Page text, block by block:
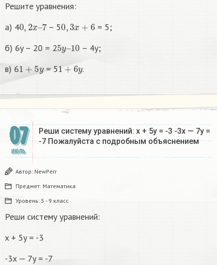
Решите уравнения:
а) 40 2x 7 – 50 3x
= 5;
б) 6y – 20 = 25
10
– 4y;
в) 61 y = 5 1 6 y .
07
ИЮЛЬ
Реши систему уравнений: x + 5y = -3 -3x — 7y =
-7 Пожалуйста с подробным объяснением
Автор: NewPerr
Предмет: Математика
Уровень: 5 - 9 класс
Реши систему уравнений:
x + 5y = -3
-3x — 7y = -7